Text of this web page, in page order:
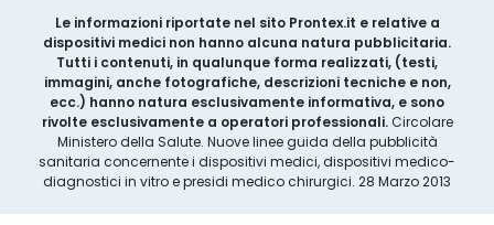
Le informazioni riportate nel sito Prontex.it e relative a
dispositivi medici non hanno alcuna natura pubblicitaria.
Tutti i contenuti, in qualunque forma realizzati, (testi,
immagini, anche fotografiche, descrizioni tecniche e non,
ecc.) hanno natura esclusivamente informativa, e sono
rivolte esclusivamente a operatori professionali.Circolare
Ministero della Salute. Nuove linee guida della pubblicità
sanitaria concernente i dispositivi medici, dispositivi medico-
diagnostici in vitro e presidi medico chirurgici. 28 Marzo 2013